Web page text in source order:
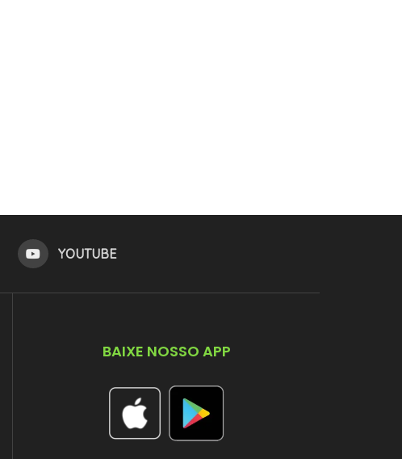
YOUTUBE
BAIXE NOSSO APP